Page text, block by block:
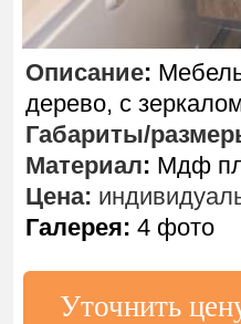
Описание:
дерево, с
Габариты/
Материал: Мдф
Цена:
Галерея: 4 фото
Уточнить